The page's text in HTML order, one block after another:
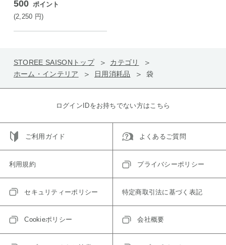
500 ポイント
(2,250 円)
STOREE SAISONトップ
カテゴリ
ホーム・インテリア
日用消耗品 袋
ログインIDをお持ちでない方はこちら
ご利用ガイド よくあるご質問
利用規約 プライバシーポリシー
セキュリティーポリシー 特定商取引法に基づく表記
Cookieポリシー 会社概要